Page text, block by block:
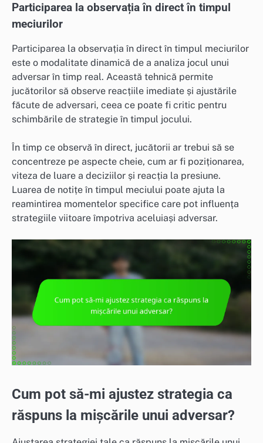
Participarea la observația în direct în timpul
meciurilor
Participarea la observația în direct în timpul meciurilor
este o modalitate dinamică de a analiza jocul unui
adversar în timp real. Această tehnică permite
jucătorilor să observe reacțiile imediate și ajustările
făcute de adversari, ceea ce poate fi critic pentru
schimbările de strategie în timpul jocului.
În timp ce observă în direct, jucătorii ar trebui să se
concentreze pe aspecte cheie, cum ar fi poziționarea,
viteza de luare a deciziilor și reacția la presiune.
Luarea de notițe în timpul meciului poate ajuta la
reamintirea momentelor specifice care pot influența
strategiile viitoare împotriva aceluiași adversar.
Cum pot să-mi ajustez strategia ca
răspuns la mișcările unui adversar?